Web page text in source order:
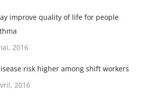
improve quality of life for people
2016
risk higher among shift workers
2016